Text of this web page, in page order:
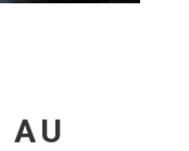
AU